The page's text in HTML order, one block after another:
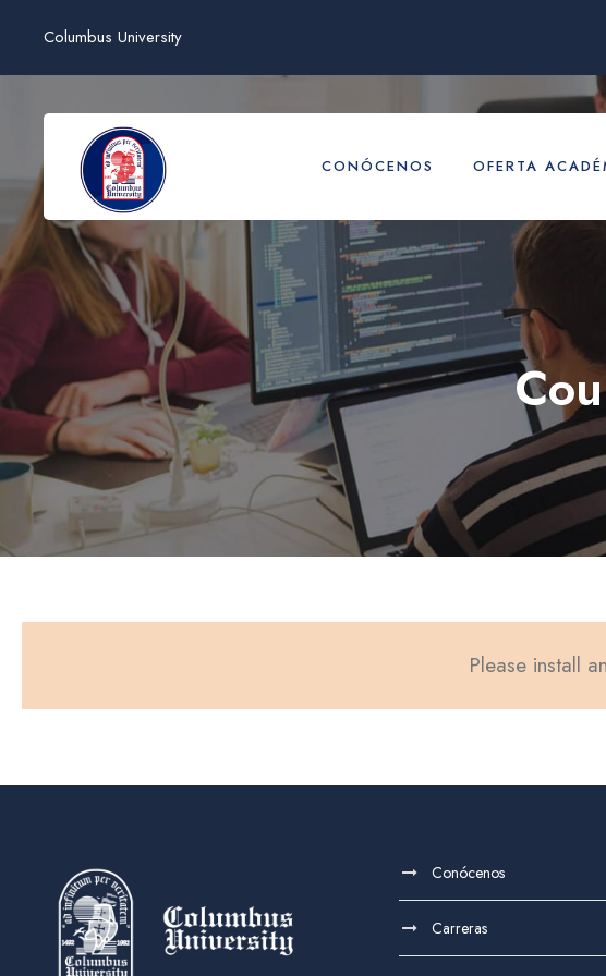
Columbus University
CONÓCENOS OFERTA
Please install
Conócenos
Carreras